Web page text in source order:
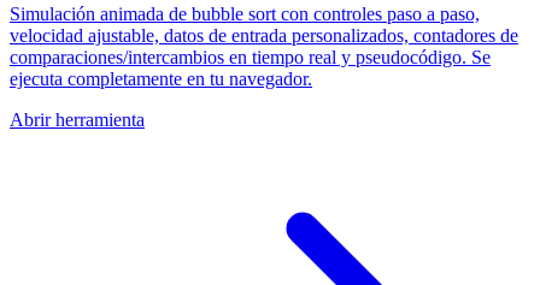
Simulación animada de bubble sort con controles paso a paso,
velocidad ajustable, datos de entrada personalizados, contadores de
comparaciones/intercambios en tiempo real y pseudocódigo. Se
ejecuta completamente en tu navegador.
Abrir herramienta